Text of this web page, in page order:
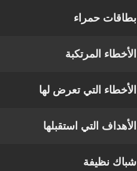
بطاقات حمراء
الأخطاء المرتكبة
الأخطاء التي تعرض لها
الأهداف التي استقبلها
شباك نظيفة